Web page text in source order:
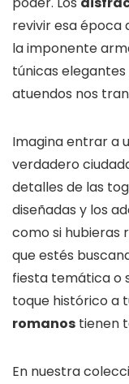
revivir esa época
la imponente
túnicas
atuendos nos
Imagina entrar a
verdadero
detalles de las
diseñadas y los
como si hubieras
que estés
fiesta temática o
toque histórico a
romanos tienen
En nuestra